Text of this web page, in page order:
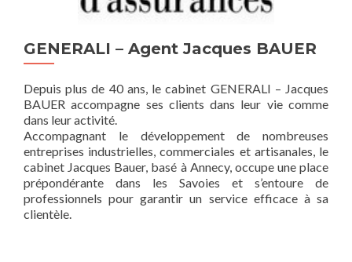
GENERALI – Agent Jacques BAUER
Depuis plus de 40 ans, le cabinet GENERALI – Jacques
BAUER accompagne ses clients dans leur vie comme
dans leur activité.
Accompagnant le développement de nombreuses
entreprises industrielles, commerciales et artisanales, le
cabinet Jacques Bauer, basé à Annecy, occupe une place
prépondérante dans les Savoies et s’entoure de
professionnels pour garantir un service efficace à sa
clientèle.